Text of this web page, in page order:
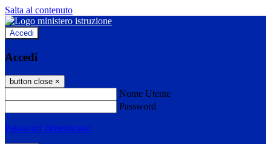
Salta al contenuto
Accedi
Accedi
button close ×
Nome Utente
Password
Password dimenticata?